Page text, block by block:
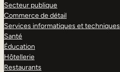
Secteur publique
Commerce de détail
Services informatiques et techniques
Santé
Éducation
Hôtellerie
Restaurants